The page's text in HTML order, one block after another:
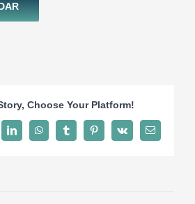
Choose Your Platform!
LinkedInWhatsAppTumblrPinterest
Vk Email